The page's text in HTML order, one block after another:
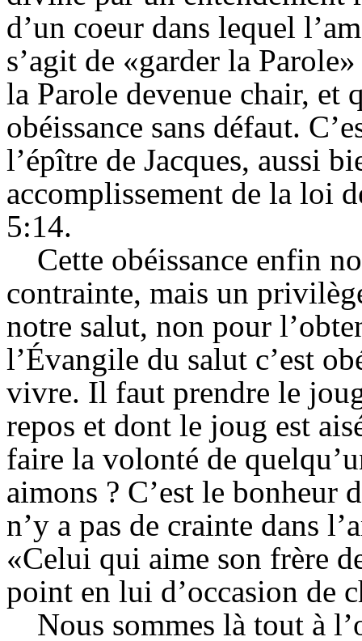
d’un coeur dans lequel
s’agit de «garder la
la Parole devenue chair,
obéissance sans défaut.
l’épître de Jacques, aussi
accomplissement de la loi
5:14.
Cette obéissance enfin
contrainte, mais un
notre salut, non pour
l’Évangile du salut c’est
vivre. Il faut prendre le
repos et dont le joug est
faire la volonté de
aimons ? C’est le
n’y a pas de crainte dans
«Celui qui aime son frère
point en lui d’occasion de
Nous sommes là tout à